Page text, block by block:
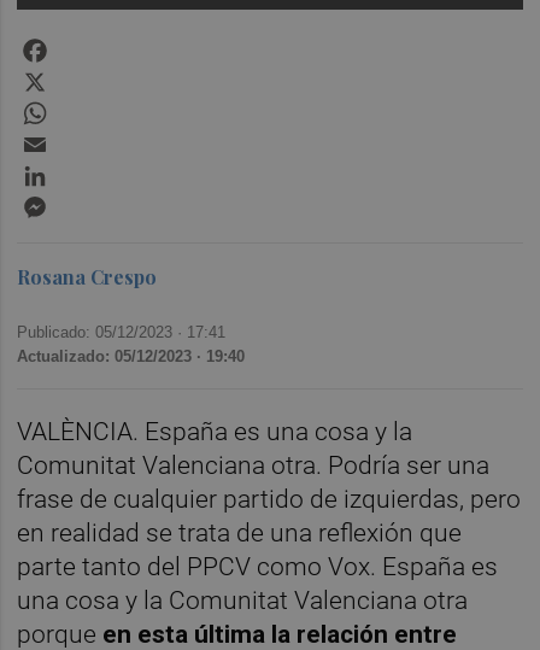
Rosana Crespo
Publicado: 05/12/2023 · 17:41
Actualizado: 05/12/2023 · 19:40
VALÈNCIA. España es una cosa y la
Comunitat Valenciana otra. Podría ser una
frase de cualquier partido de izquierdas, pero
en realidad se trata de una reflexión que
parte tanto del PPCV como Vox. España es
una cosa y la Comunitat Valenciana otra
porque en esta última la relación entre